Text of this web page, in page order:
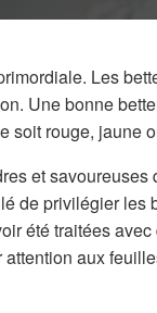
Les
Une bonne
soit rouge, jaune
et
de privilégier les
été traitées
aux